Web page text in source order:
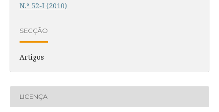
N.º 52-I (2010)
SECÇÃO
Artigos
LICENÇA